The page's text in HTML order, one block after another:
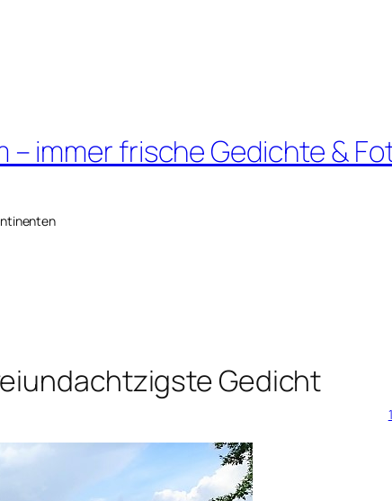
– immer frische Gedichte &
Gedicht